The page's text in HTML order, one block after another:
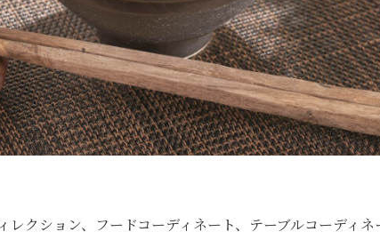
クション、フードコーディネート、テーブルコーディネ